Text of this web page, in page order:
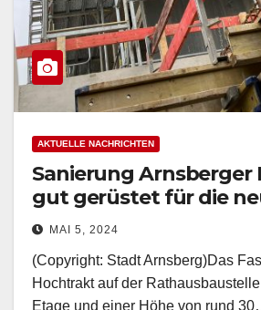
AKTUELLE NACHRICHTEN
Sanierung Arnsberger
gut gerüstet für die
MAI 5, 2024
(Copyright: Stadt Arnsberg)Das
Hochtrakt auf der
Etage und einer Höhe von rund